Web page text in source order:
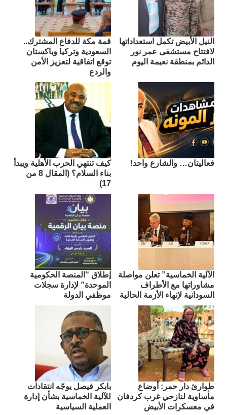
النيل الأبيض تكمل استعداداتها
لافتتاح مستشفى عمر نور
الدائم بمنطقة نعيمة اليوم
قمة مكة للدفاع المشترك..
السعودية وتركيا وباكستان
توقع اتفاقية لتعزيز الأمن
والردع
فعاليتان… والشارع واحد!
كيف تنتهي الحرب الأهلية ويبدأ
بناء السلام؟ (المقال 8 من
17)
الآلية الخماسية” تعلن مواصلة
مشاوراتها مع الأطراف
السودانية لإنهاء الأزمة الحالية
إطلاق “المنصة الحكومية
الموحدة” لإدارة سجلات
موظفي الدولة
طوارئ دار حمر: أوضاع
مأساوية لنازحي غرب كردفان
في معسكرات الأبيض
بابكر فيصل يوجّه انتقادات
للآلية الخماسية بشأن إدارة
العملية السياسية